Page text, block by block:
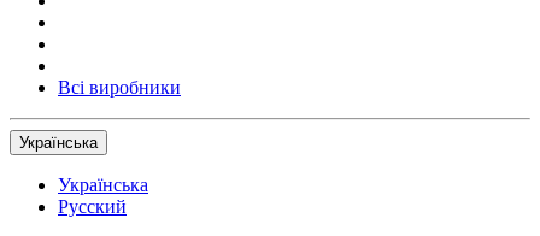
Всі виробники
Українська
Українська
Русский